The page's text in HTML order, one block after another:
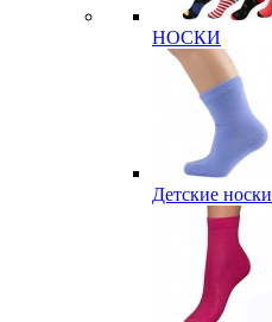
НОСКИ
Детские носки